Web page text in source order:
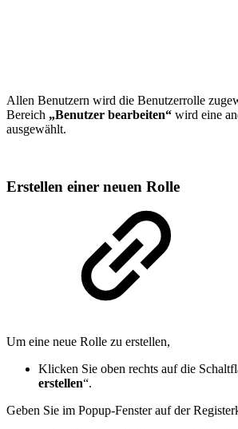
Allen Benutzern wird die Benutzerrolle
Bereich „Benutzer bearbeiten“ wird eine
ausgewählt.
Erstellen einer neuen Rolle
Um eine neue Rolle zu erstellen,
Klicken Sie oben rechts auf die
erstellen“.
Geben Sie im Popup-Fenster auf der